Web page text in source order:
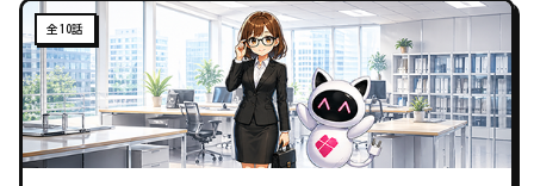
全10話